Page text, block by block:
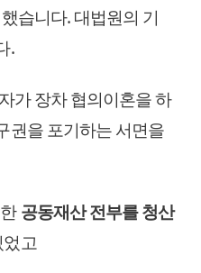
습니다. 대법원의 기
.
가 장차 협의이혼을 하
권을 포기하는 서면을
공동재산 전부를 청산
고